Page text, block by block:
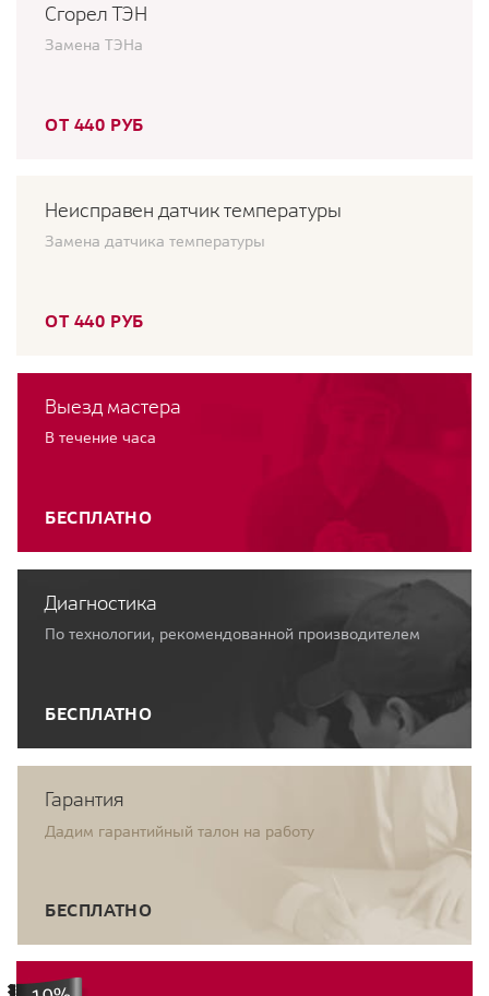
Сгорел ТЭН
Замена ТЭНа
ОТ 440 РУБ
Неисправен датчик температуры
Замена датчика температуры
ОТ 440 РУБ
Выезд мастера
В течение часа
БЕСПЛАТНО
Диагностика
По технологии, рекомендованной производителем
БЕСПЛАТНО
Гарантия
Дадим гарантийный талон на работу
БЕСПЛАТНО